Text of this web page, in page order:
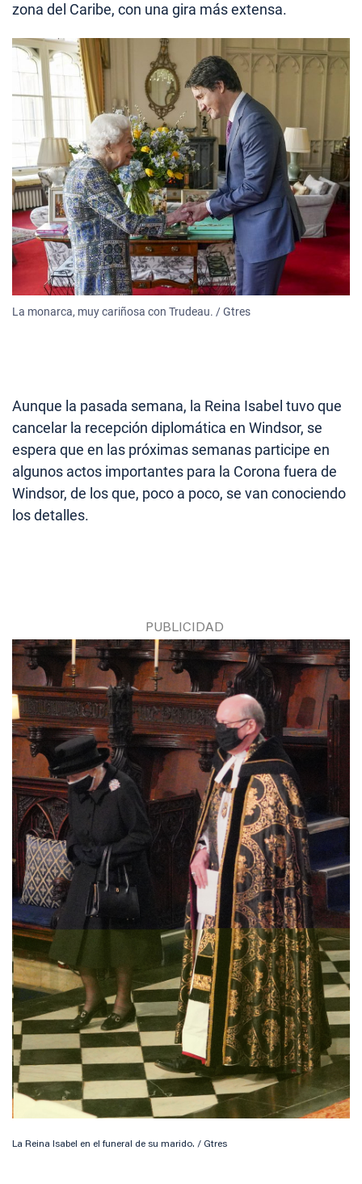
zona del Caribe, con una gira más extensa.
La monarca, muy cariñosa con Trudeau. / Gtres
Aunque la pasada semana, la Reina Isabel tuvo que
cancelar la recepción diplomática en Windsor, se
espera que en las próximas semanas participe en
algunos actos importantes para la Corona fuera de
Windsor, de los que, poco a poco, se van conociendo
los detalles.
La Reina Isabel en el funeral de su marido. / Gtres